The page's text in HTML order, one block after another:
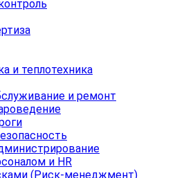
и теплотехника
и ремонт
и HR
(Риск-менеджмент)